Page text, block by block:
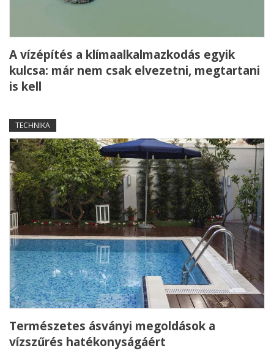
A vízépítés a klímaalkalmazkodás egyik
kulcsa: már nem csak elvezetni, megtartani
is kell
TECHNIKA
Természetes ásványi megoldások a
vízszűrés hatékonyságáért